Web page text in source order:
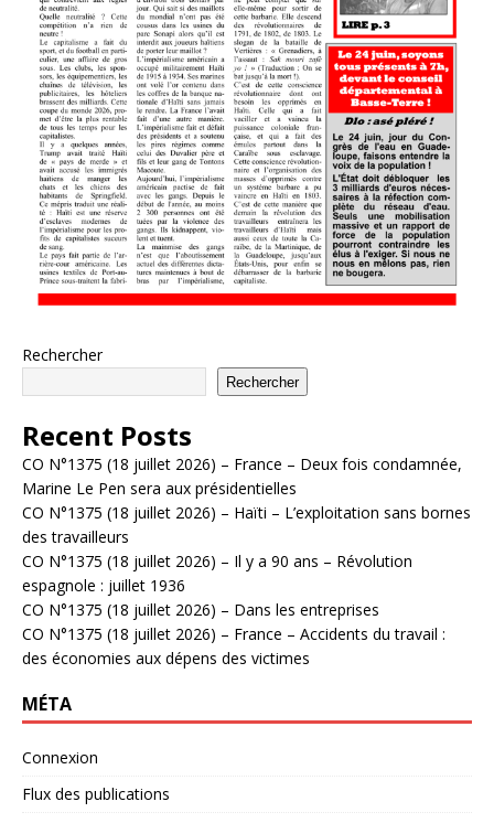
Rechercher
Rechercher
Recent Posts
CO N°1375 (18 juillet 2026) – France – Deux fois condamnée,
Marine Le Pen sera aux présidentielles
CO N°1375 (18 juillet 2026) – Haïti – L’exploitation sans bornes
des travailleurs
CO N°1375 (18 juillet 2026) – Il y a 90 ans – Révolution
espagnole : juillet 1936
CO N°1375 (18 juillet 2026) – Dans les entreprises
CO N°1375 (18 juillet 2026) – France – Accidents du travail :
des économies aux dépens des victimes
MÉTA
Connexion
Flux des publications